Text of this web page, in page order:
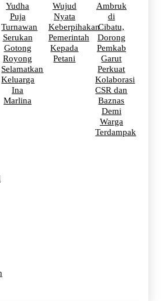
Yudha
Puja
Turnawan
Serukan
Gotong
Royong
Selamatkan
Keluarga
Ina
Marlina
Wujud
Nyata
Keberpihakan
Pemerintah
Kepada
Petani
Ambruk
di
Cibatu,
Dorong
Pemkab
Garut
Perkuat
Kolaborasi
CSR dan
Baznas
Demi
Warga
Terdampak